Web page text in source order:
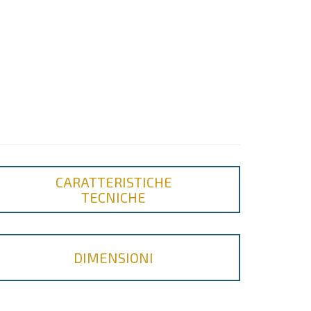
CARATTERISTICHE
TECNICHE
DIMENSIONI